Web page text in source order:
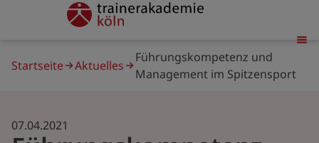
trainerakademie
Startseite
Aktuelles
Führungskompetenz und
Management im Spitzensport
07.04.2021